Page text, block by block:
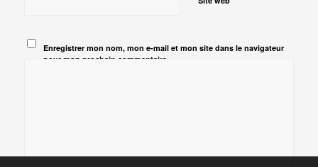
Enregistrer mon nom, mon e-mail et mon site dans le navigateur
pour mon prochain commentaire.